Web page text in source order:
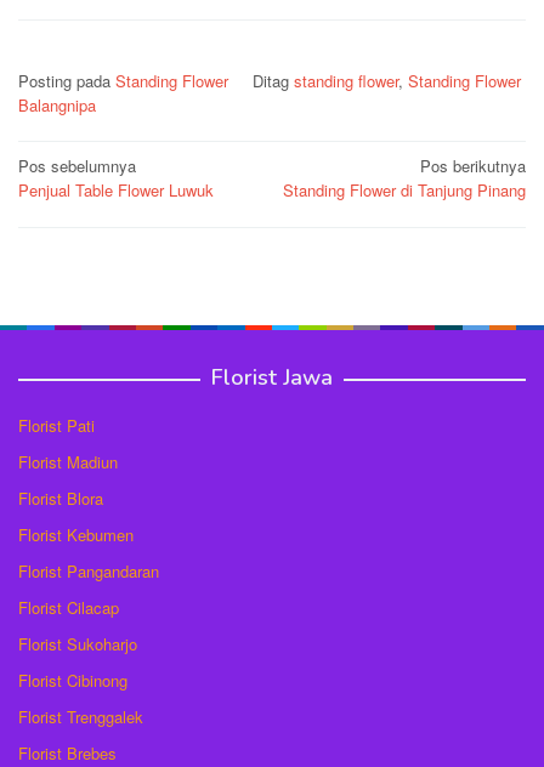
Posting pada Standing Flower Ditag standing flower, Standing Flower
Balangnipa
Navigasi
pos
Pos sebelumnya
Penjual Table Flower Luwuk
Pos berikutnya
Standing Flower di Tanjung Pinang
Florist Jawa
Florist Pati
Florist Madiun
Florist Blora
Florist Kebumen
Florist Pangandaran
Florist Cilacap
Florist Sukoharjo
Florist Cibinong
Florist Trenggalek
Florist Brebes